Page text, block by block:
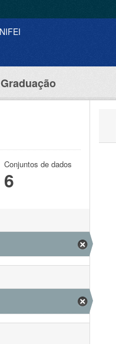
Graduação
Conjuntos de dados
6